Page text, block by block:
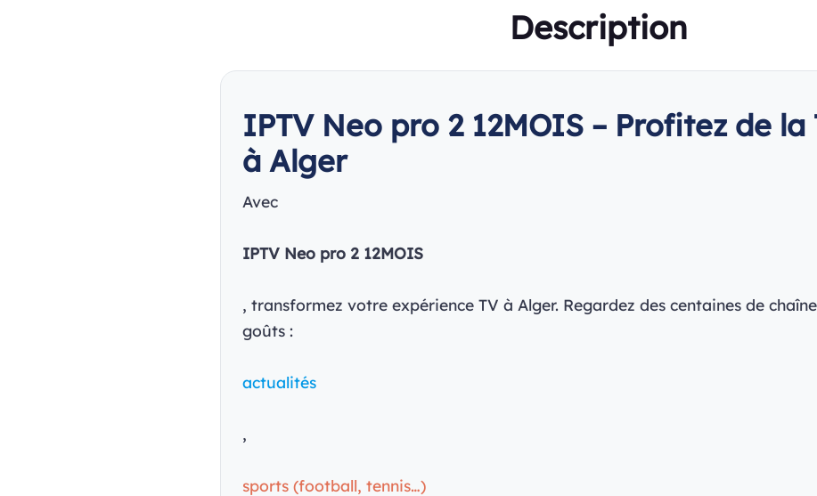
Description
IPTV Neo pro 2 12MOIS – Profitez de
à Alger
Avec
IPTV Neo pro 2 12MOIS
, transformez votre expérience TV à Alger. Regardez des centaines de
goûts :
actualités
,
sports (football, tennis…)